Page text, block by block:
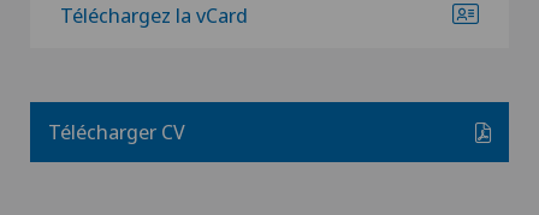
Téléchargez la vCard
Télécharger CV